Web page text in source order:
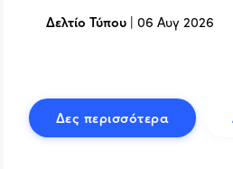
Δελτίο Τύπου |06 Αυγ 2026
Δες περισσότερα